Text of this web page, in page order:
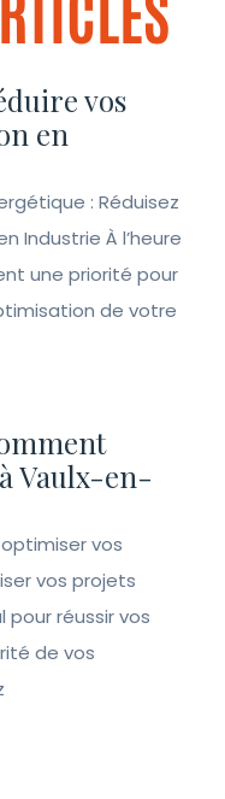
vos
en
: Réduisez
Industrie À l’heure
une priorité pour
de votre
Vaulx-en-
vos
vos projets
réussir vos
de vos